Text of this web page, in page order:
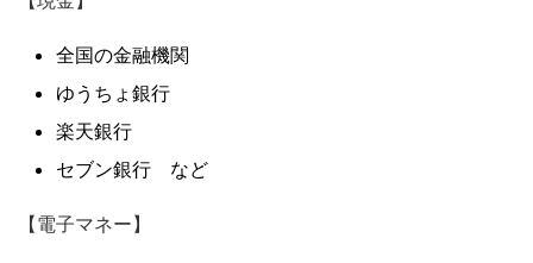
全国の金融機関
ゆうちょ銀行
楽天銀行
セブン銀行 など
【電子マネー】